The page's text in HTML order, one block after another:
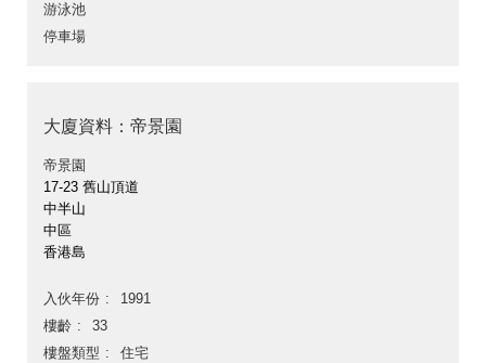
游泳池
停車場
大廈資料：帝景園
帝景園
17-23 舊山頂道
中半山
中區
香港島
入伙年份
1991
樓齡
33
樓盤類型
住宅